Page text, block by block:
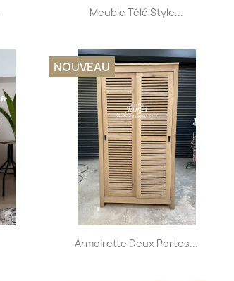
Aperçu rapide
Meuble Télé Style...
Aperçu rapide
Armoirette Deux Portes...
NOUVEAU